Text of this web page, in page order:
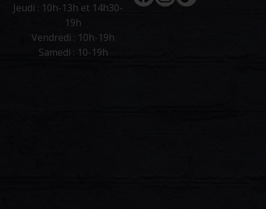
Jeudi : 10h-13h et 14h30-
19h
Vendredi : 10h-19h
Samedi : 10-19h